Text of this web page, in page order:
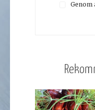
Genom